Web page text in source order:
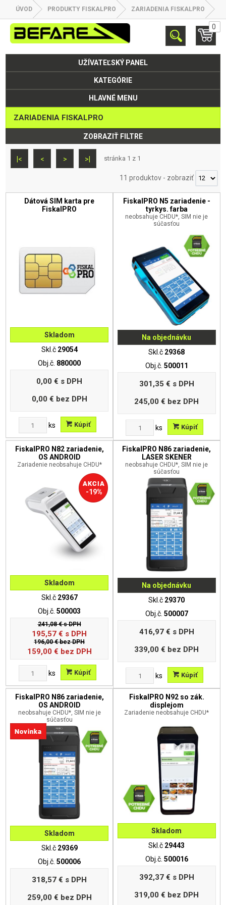
ÚVOD PRODUKTY FISKALPRO ZARIADENIA FISKALPRO
0
UŽÍVATEĽSKÝ PANEL
KATEGÓRIE
HLAVNÉ MENU
ZARIADENIA FISKALPRO
ZOBRAZIŤ FILTRE
|< < > >| stránka 1 z 1
11 produktov- zobraziť
Dátová SIM karta pre
FiskalPRO
Skladom
Skl.č 29054
Obj.č. 880000
0,00 € s DPH
0,00 € bez DPH
ks Kúpiť
FiskalPRO N5 zariadenie -
tyrkys. farba
neobsahuje CHDU*, SIM nie je
súčasťou
Na objednávku
Skl.č 29368
Obj.č. 500011
301,35 € s DPH
245,00 € bez DPH
ks Kúpiť
FiskalPRO N82 zariadenie,
OS ANDROID
Zariadenie neobsahuje CHDU*
-19%
Skladom
Skl.č 29367
Obj.č.500003
241,08 €s DPH
195,57 € s DPH
196,00 €bez DPH
159,00€ bez DPH
ks Kúpiť
FiskalPRO N86 zariadenie,
LASER SKENER
neobsahuje CHDU*, SIM nie je
súčasťou
Na objednávku
Skl.č 29370
Obj.č. 500007
416,97 € s DPH
339,00 € bez DPH
ks Kúpiť
FiskalPRO N86 zariadenie,
OS ANDROID
neobsahuje CHDU*, SIM nie je
súčasťou
Skladom
Skl.č 29369
Obj.č.500006
318,57 € s DPH
259,00 € bez DPH
FiskalPRO N92 so zák.
displejom
Zariadenie neobsahuje CHDU*
Skladom
Skl.č 29443
Obj.č. 500016
392,37 € s DPH
319,00 € bez DPH